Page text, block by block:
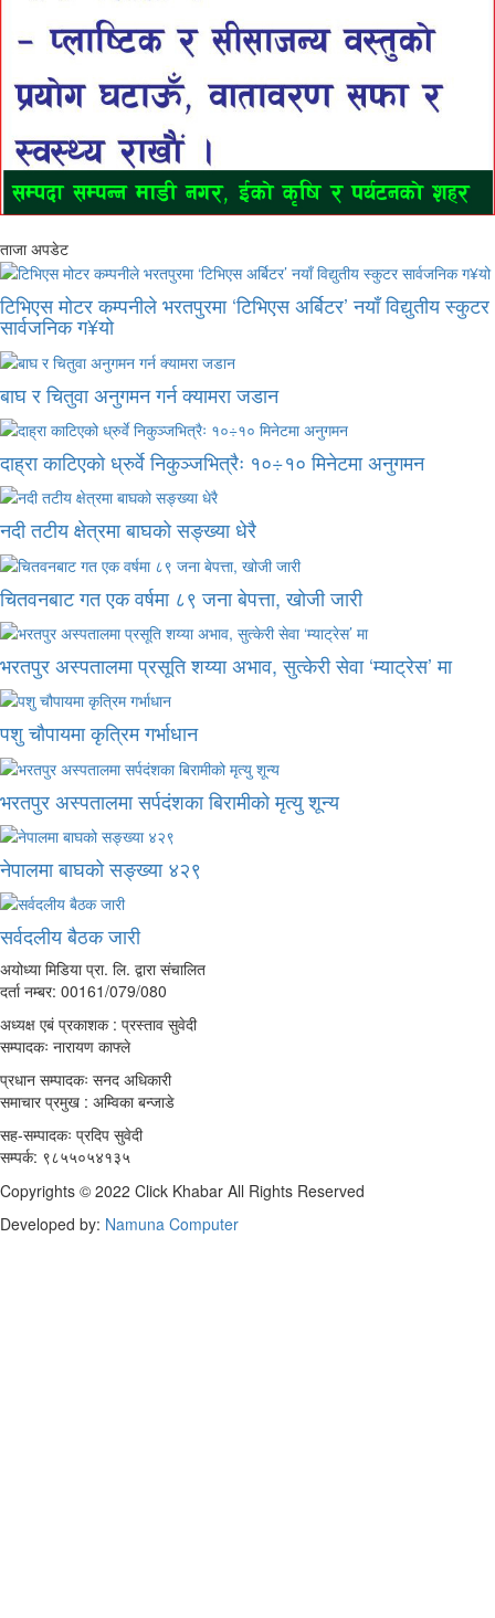
ताजा अपडेट
टिभिएस मोटर कम्पनीले भरतपुरमा ‘टिभिएस अर्बिटर’ नयाँ विद्युतीय स्कुटर
सार्वजनिक ग¥यो
बाघ र चितुवा अनुगमन गर्न क्यामरा जडान
दाह्रा काटिएको ध्रुर्वे निकुञ्जभित्रैः १०÷१० मिनेटमा अनुगमन
नदी तटीय क्षेत्रमा बाघको सङ्ख्या धेरै
चितवनबाट गत एक वर्षमा ८९ जना बेपत्ता, खोजी जारी
भरतपुर अस्पतालमा प्रसूति शय्या अभाव, सुत्केरी सेवा ‘म्याट्रेस’ मा
पशु चौपायमा कृत्रिम गर्भाधान
भरतपुर अस्पतालमा सर्पदंशका बिरामीको मृत्यु शून्य
नेपालमा बाघको सङ्ख्या ४२९
सर्वदलीय बैठक जारी
अयोध्या मिडिया प्रा. लि. द्वारा संचालित
दर्ता नम्बर: 00161/079/080
अध्यक्ष एबं प्रकाशक : प्रस्ताव सुवेदी
सम्पादकः नारायण काफ्ले
प्रधान सम्पादकः सनद अधिकारी
समाचार प्रमुख : अम्विका बन्जाडे
सह-सम्पादकः प्रदिप सुवेदी
सम्पर्क: ९८५५०५४१३५
Copyrights © 2022 Click Khabar All Rights Reserved
Developed by: Namuna Computer